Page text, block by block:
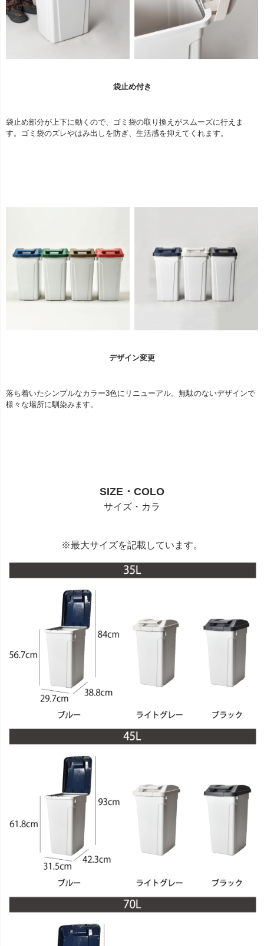
袋止め付き
袋止め部分が上下に動くので、ゴミ袋の取り換えがスムーズに行えま
す。ゴミ袋のズレやはみ出しを防ぎ、生活感を抑えてくれます。
デザイン変更
落ち着いたシンプルなカラー3色にリニューアル。無駄のないデザインで
様々な場所に馴染みます。
SIZE・COLO
サイズ・カラ
※最大サイズを記載しています。